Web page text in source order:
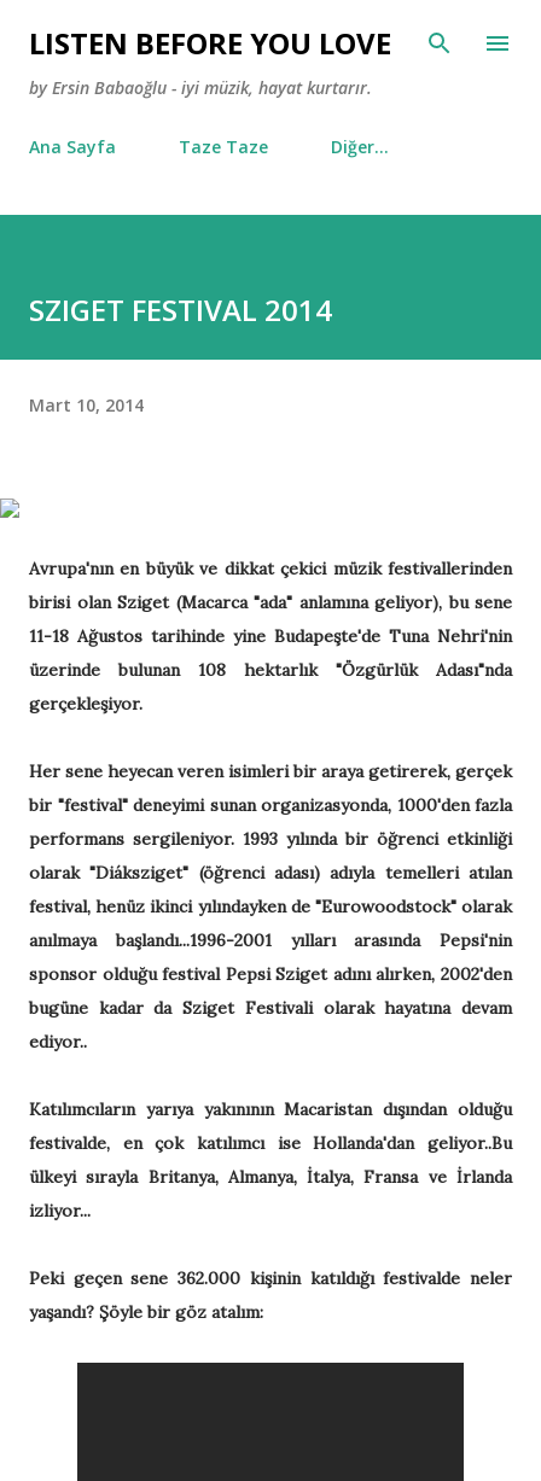
Ana içeriğe atla
LISTEN BEFORE YOU LOVE
by Ersin Babaoğlu - iyi müzik, hayat kurtarır.
Ana Sayfa Taze Taze Diğer…
SZIGET FESTIVAL 2014
Mart 10, 2014
Avrupa'nın en büyük ve dikkat çekici müzik festivallerinden
birisi olan Sziget (Macarca "ada" anlamına geliyor), bu sene
11-18 Ağustos tarihinde yine Budapeşte'de Tuna Nehri'nin
üzerinde bulunan 108 hektarlık "Özgürlük Adası"nda
gerçekleşiyor.
Her sene heyecan veren isimleri bir araya getirerek, gerçek
bir "festival" deneyimi sunan organizasyonda, 1000'den fazla
performans sergileniyor. 1993 yılında bir öğrenci etkinliği
olarak "Diáksziget" (öğrenci adası) adıyla temelleri atılan
festival, henüz ikinci yılındayken de "Eurowoodstock" olarak
anılmaya başlandı...1996-2001 yılları arasında Pepsi'nin
sponsor olduğu festival Pepsi Sziget adını alırken, 2002'den
bugüne kadar da Sziget Festivali olarak hayatına devam
ediyor..
Katılımcıların yarıya yakınının Macaristan dışından olduğu
festivalde, en çok katılımcı ise Hollanda'dan geliyor..Bu
ülkeyi sırayla Britanya, Almanya, İtalya, Fransa ve İrlanda
izliyor...
Peki geçen sene 362.000 kişinin katıldığı festivalde neler
yaşandı? Şöyle bir göz atalım: